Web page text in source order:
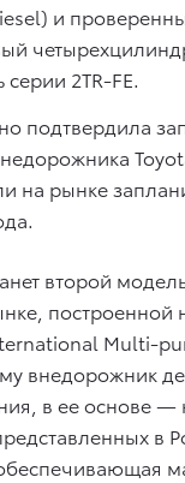
и
серии 2TR-FE.
подтвердила
на рынке
второй
Multi-
внедорожник
в ее основе —
в